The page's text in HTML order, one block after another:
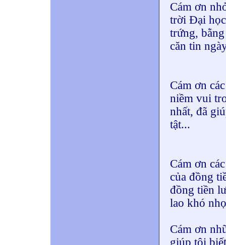
Cám ơn
trời Đại
trứng,
căn tin
Cám ơn
niềm vui
nhất, đã
tật...
Cám ơn
của đồng
đồng tiền
lao khó
Cám ơn
giúp tôi